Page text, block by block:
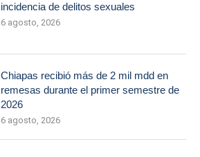
incidencia de delitos sexuales
6 agosto, 2026
Chiapas recibió más de 2 mil mdd en
remesas durante el primer semestre de
2026
6 agosto, 2026